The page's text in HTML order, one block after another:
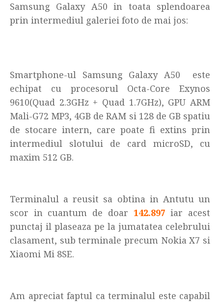
Samsung Galaxy A50 in toata splendoarea
prin intermediul galeriei foto de mai jos:
Smartphone-ul Samsung Galaxy A50 este
echipat cu procesorul Octa-Core Exynos
9610(Quad 2.3GHz + Quad 1.7GHz), GPU ARM
Mali-G72 MP3, 4GB de RAM si 128 de GB spatiu
de stocare intern, care poate fi extins prin
intermediul slotului de card microSD, cu
maxim 512 GB.
Terminalul a reusit sa obtina in Antutu un
scor in cuantum de doar 142.897 iar acest
punctaj il plaseaza pe la jumatatea celebrului
clasament, sub terminale precum Nokia X7 si
Xiaomi Mi 8SE.
Am apreciat faptul ca terminalul este capabil